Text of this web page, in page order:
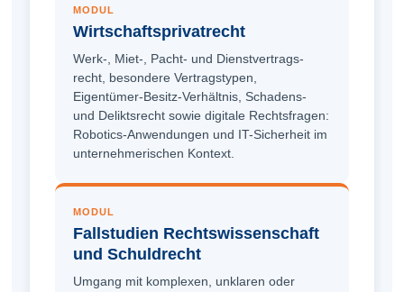
MODUL
Wirtschafts­privatrecht
Werk-, Miet-, Pacht- und Dienst­vertrags­
recht, besondere Vertragstypen,
Eigentümer-Besitz-Verhältnis, Schadens-
und Deliktsrecht sowie digitale Rechtsfragen:
Robotics-Anwendungen und IT-Sicherheit im
unternehmerischen Kontext.
MODUL
Fallstudien Rechts­wissenschaft
und Schuldrecht
Umgang mit komplexen, unklaren oder